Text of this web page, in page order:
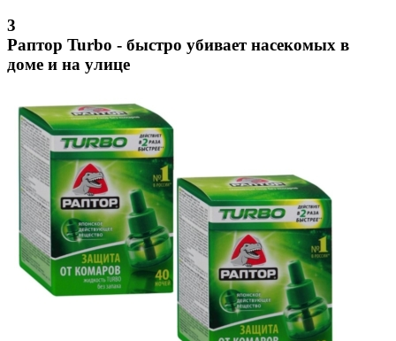
3
Раптор Turbo - быстро убивает насекомых в
доме и на улице